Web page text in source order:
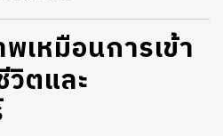
เหมือนการเข้า
ตและ